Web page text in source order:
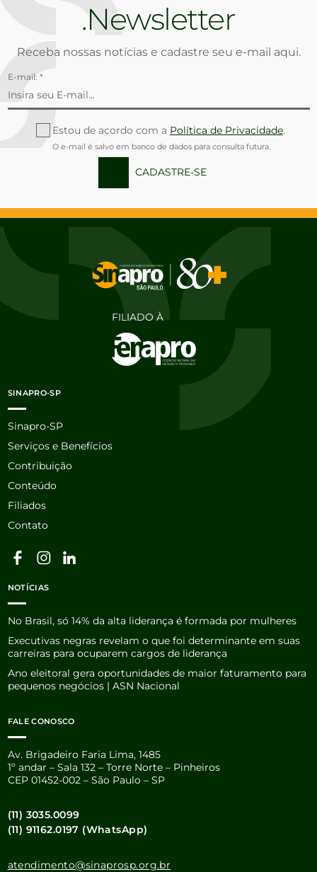
Newsletter
Receba nossas notícias e cadastre seu e-mail aqui.
E-mail: *
Estou de acordo com a Política de Privacidade.
O e-mail é salvo em banco de dados para consulta futura.
CADASTRE-SE
FILIADO À
SINAPRO-SP
Sinapro-SP
Serviços e Benefícios
Contribuição
Conteúdo
Filiados
Contato
NOTÍCIAS
No Brasil, só 14% da alta liderança é formada por mulheres
Executivas negras revelam o que foi determinante em suas
carreiras para ocuparem cargos de liderança
Ano eleitoral gera oportunidades de maior faturamento para
pequenos negócios | ASN Nacional
FALE CONOSCO
Av. Brigadeiro Faria Lima, 1485
1º andar – Sala 132 – Torre Norte – Pinheiros
CEP 01452-002 – São Paulo – SP
(11) 3035.0099
(11) 91162.0197 (WhatsApp)
atendimento@sinaprosp.org.br